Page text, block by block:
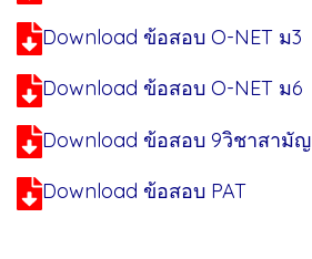
Download ข้อสอบ O-NET ม3
Download ข้อสอบ O-NET ม6
Download ข้อสอบ 9วิชาสามัญ
Download ข้อสอบ PAT